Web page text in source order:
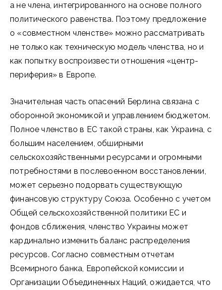
а не члена, интегрированного на основе полного
политического равенства. Поэтому предложение
о «совместном членстве» можно рассматривать
не только как техническую модель членства, но и
как попытку воспроизвести отношения «центр-
периферия» в Европе.
Значительная часть опасений Берлина связана с
оборонной экономикой и управлением бюджетом.
Полное членство в ЕС такой страны, как Украина, с
большим населением, обширными
сельскохозяйственными ресурсами и огромными
потребностями в послевоенном восстановлении,
может серьезно подорвать существующую
финансовую структуру Союза. Особенно с учетом
Общей сельскохозяйственной политики ЕС и
фондов сближения, членство Украины может
кардинально изменить баланс распределения
ресурсов. Согласно совместным отчетам
Всемирного банка, Европейской комиссии и
Организации Объединенных Наций, ожидается, что